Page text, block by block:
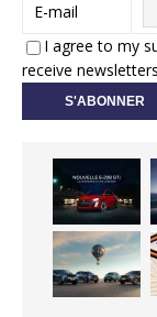
E-mail
I agree to my
receive newsletters